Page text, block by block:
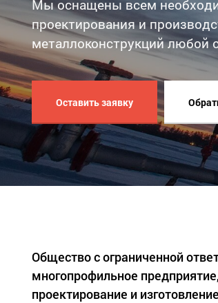
Мы оснащены всем
проектирования и
металлоконструкций любой
Оставить заявку
Общество с ограниченной
многопрофильное
проектирование и